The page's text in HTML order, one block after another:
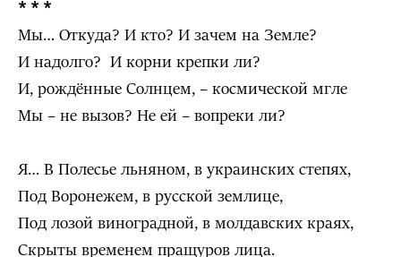
* * *
Мы… Откуда? И кто? И зачем на Земле?
И надолго? И корни крепки ли?
И, рождённые Солнцем, – космической мгле
Мы – не вызов? Не ей – вопреки ли?
Я… В Полесье льняном, в украинских степях,
Под Воронежем, в русской землице,
Под лозой виноградной, в молдавских краях,
Скрыты временем пращуров лица.